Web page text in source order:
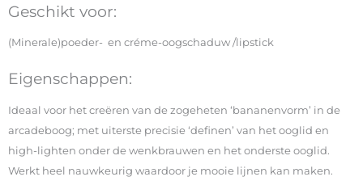
Geschikt voor:
(Minerale)poeder- en créme-oogschaduw /lipstick
Eigenschappen:
Ideaal voor het creëren van de zogeheten ‘bananenvorm’ in de
arcadeboog; met uiterste precisie ‘definen’ van het ooglid en
high-lighten onder de wenkbrauwen en het onderste ooglid.
Werkt heel nauwkeurig waardoor je mooie lijnen kan maken.